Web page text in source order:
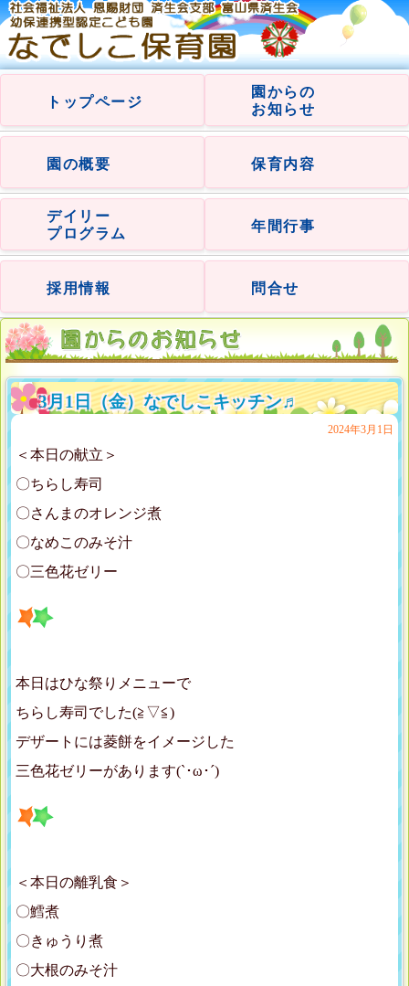
トップページ
園からの
お知らせ
園の概要 保育内容
デイリー
プログラム
年間行事
採用情報 問合せ
3月1日（金）なでしこキッチン♬
2024年3月1日
＜本日の献立＞
〇ちらし寿司
〇さんまのオレンジ煮
〇なめこのみそ汁
〇三色花ゼリー
本日はひな祭りメニューで
ちらし寿司でした(≧▽≦)
デザートには菱餅をイメージした
三色花ゼリーがあります(`･ω･´)
＜本日の離乳食＞
〇鱈煮
〇きゅうり煮
〇大根のみそ汁